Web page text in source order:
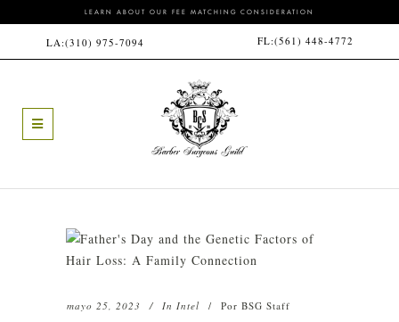
LEARN ABOUT OUR FEE MATCHING CONSIDERATION
LA:(310) 975-7094 FL:(561) 448-4772
mayo 25, 2023 In Intel Por BSG Staff